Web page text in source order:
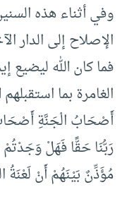
وفي أثناء هذه
الإصلاح إلى الدار
فما كان الله ليضيع
الغامرة بما
أَصْحَابُ الْجَنَّةِ
رَبُّنَا حَقًّا فَهَلْ وَجَدْتُمْ
مُؤَذِّنٌ بَيْنَهُمْ أَنْ لَعْنَةُ